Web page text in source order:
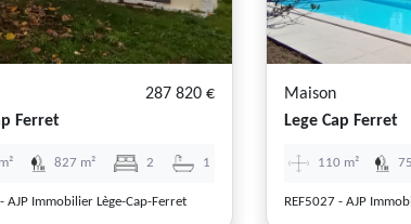
287 820 €
Ferret
827 m² 2 1
AJP Immobilier Lège-Cap-Ferret
Maison
Lege Cap Ferret
110 m²
REF5027 - AJP